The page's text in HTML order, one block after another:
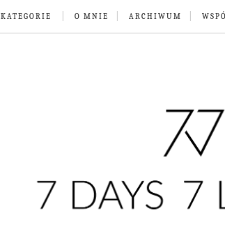
KATEGORIE O MNIE ARCHIWUM